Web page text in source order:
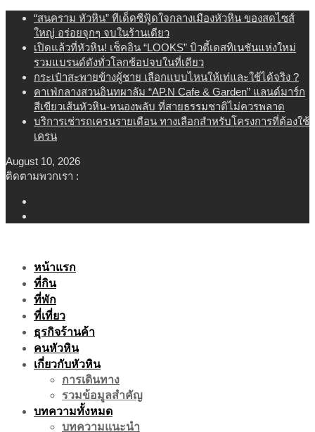
Skip
content
“สนคราม หัวหิน” ทีเด็ดซีฟู้ดใจกลางเมืองหัวหิน ของสดไซส์
ใหญ่ อร่อยจุกๆ จบในร้านเดียว
เปิดแล้วที่หัวหิน! เช็คอิน “LOOKS” บิวตี้เดสทิเนชันแห่งใหม่
รวมแบรนด์ดังทั่วโลกช้อปจบในที่เดียว
กระเป๋าสะพายข้างผู้ชาย เลือกแบบไหนให้เท่และใช้ได้จริง ?
คาเฟ่กลางสวนอินทผาลัม “AP.N Cafe & Garden” แลนด์มาร์ก
สีเขียวเส้นหัวหิน-หนองพลับ ที่สายธรรมชาติไม่ควรพลาด
บริการเช่ารถเครนรายเดือน ทางเลือกสำหรับโครงการที่ต้องใช้
เครน
August 10, 2026
ติดตามพวกเรา :
หน้าแรก
ที่กิน
ที่พัก
ที่เที่ยว
ธุรกิจร้านค้า
คนหัวหิน
เกี่ยวกับหัวหิน
การเดินทาง
รวมข้อมูลสำคัญ
บทความทั้งหมด
บทความแนะนำ